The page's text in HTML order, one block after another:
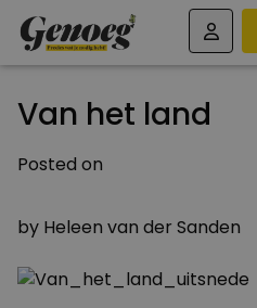
Van het land
Posted on
by Heleen van der Sanden